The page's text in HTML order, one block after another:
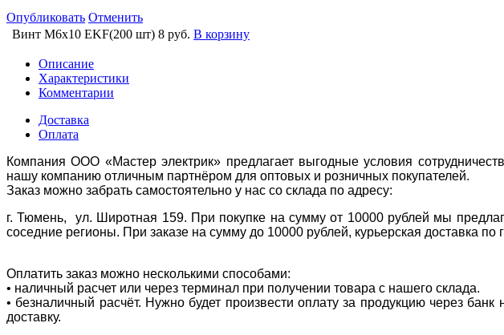
Опубликовать Отменить
Винт М6x10 EKF(200 шт) 8 руб. В корзину
Описание
Характеристики
Комментарии
Доставка
Оплата
Компания ООО «Мастер электрик» предлагает выгодные условия
нашу компанию отличным партнёром для оптовых и розничных покупателей.
Заказ можно забрать самостоятельно у нас со склада по адресу:
г. Тюмень, ул. Широтная 159. При покупке на сумму от 10000 рублей мы
соседние регионы. При заказе на сумму до 10000 рублей, курьерская доставка
Оплатить заказ можно несколькими способами:
• наличный расчет или через терминал при получении товара с нашего склада.
• безналичный расчёт. Нужно будет произвести оплату за продукцию через
доставку.